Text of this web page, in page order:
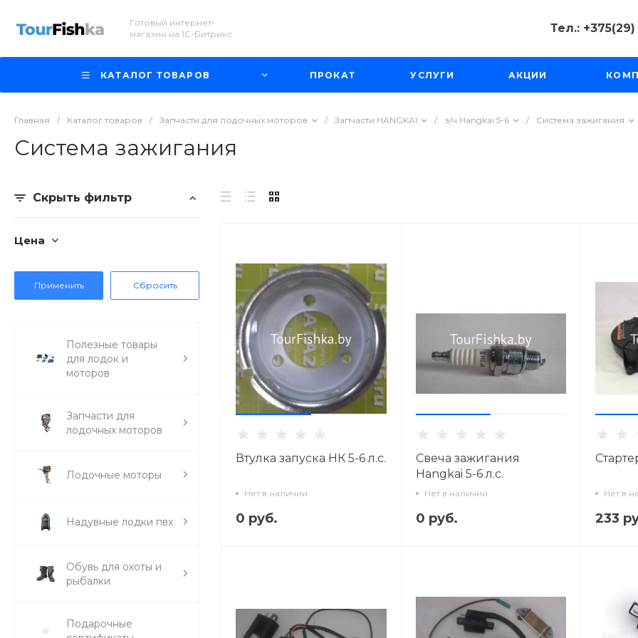
Готовый интернет-
магазин на 1С-Битрикс
Тел.:
Минск, Пр-д
Пт-Вс с 11:00
КАТАЛОГ ТОВАРОВ ПРОКАТ УСЛУГИ АКЦИИ
Главная / Каталог товаров / Запчасти для лодочных моторов / Запчасти HANGKAI / з/ч Hangkai 5-6 / Система зажигания
Система зажигания
Скрыть фильтр
Цена
Полезные товары
для лодок и
моторов
Запчасти для
лодочных моторов
Лодочные моторы
Надувные лодки пвх
Обувь для охоты и
рыбалки
Подарочные
Втулка запуска НК 5-6 л.с.
Нет в наличии
0 руб.
Свеча зажигания
Hangkai 5-6 л.с.
Нет в наличии
0 руб.
Нет в
233